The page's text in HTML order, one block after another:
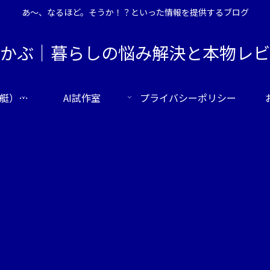
あ～、なるほど。そうか！？といった情報を提供するブログ
ぶ｜暮らしの悩み解決と本物レ
ボートレース（競艇） 無料コンピューター予想｜全会場を締切時間順で一括表示【毎朝自動更新】 AI試作室 プライバシーポリシー